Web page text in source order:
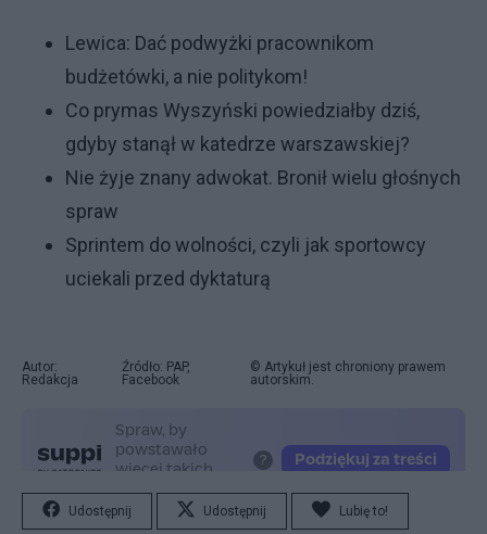
Lewica: Dać podwyżki pracownikom
budżetówki, a nie politykom!
Co prymas Wyszyński powiedziałby dziś,
gdyby stanął w katedrze warszawskiej?
Nie żyje znany adwokat. Bronił wielu głośnych
spraw
Sprintem do wolności, czyli jak sportowcy
uciekali przed dyktaturą
Autor:
Redakcja
Źródło: PAP,
Facebook
© Artykuł jest chroniony prawem
autorskim.
Udostępnij Udostępnij Lubię to!